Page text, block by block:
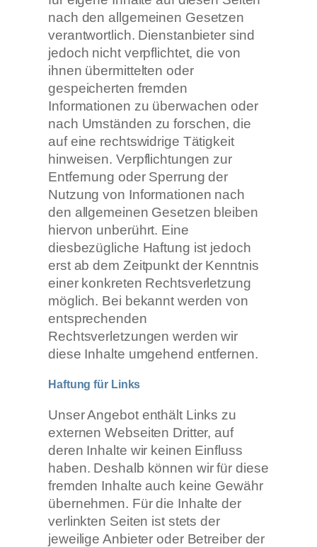
nach den allgemeinen Gesetzen
verantwortlich. Dienstanbieter sind
jedoch nicht verpflichtet, die von
ihnen übermittelten oder
gespeicherten fremden
Informationen zu überwachen oder
nach Umständen zu forschen, die
auf eine rechtswidrige Tätigkeit
hinweisen. Verpflichtungen zur
Entfernung oder Sperrung der
Nutzung von Informationen nach
den allgemeinen Gesetzen bleiben
hiervon unberührt. Eine
diesbezügliche Haftung ist jedoch
erst ab dem Zeitpunkt der Kenntnis
einer konkreten Rechtsverletzung
möglich. Bei bekannt werden von
entsprechenden
Rechtsverletzungen werden wir
diese Inhalte umgehend entfernen.
Haftung für Links
Unser Angebot enthält Links zu
externen Webseiten Dritter, auf
deren Inhalte wir keinen Einfluss
haben. Deshalb können wir für diese
fremden Inhalte auch keine Gewähr
übernehmen. Für die Inhalte der
verlinkten Seiten ist stets der
jeweilige Anbieter oder Betreiber der